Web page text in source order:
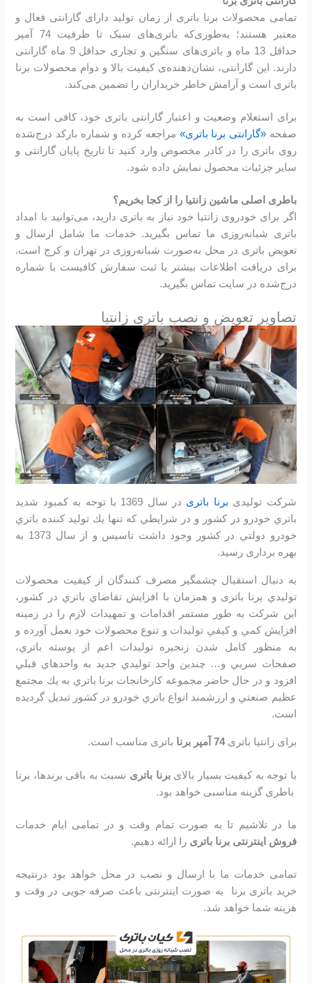
تمامی محصولات برنا باتری از زمان تولید دارای گارانتی فعال و
معتبر هستند؛ به‌طوری‌که باتری‌های سبک تا ظرفیت 74 آمپر
حداقل 13 ماه و باتری‌های سنگین و تجاری حداقل 9 ماه گارانتی
دارند. این گارانتی، نشان‌دهنده‌ی کیفیت بالا و دوام محصولات برنا
باتری است و آرامش خاطر خریداران را تضمین می‌کند.
برای استعلام وضعیت و اعتبار گارانتی باتری خود، کافی است به
صفحه«گارانتی برنا باتری» مراجعه کرده و شماره بارکد درج‌شده
روی باتری را در کادر مخصوص وارد کنید تا تاریخ پایان گارانتی و
سایر جزئیات محصول نمایش داده شود.
باطری اصلی ماشین زانتیا را از کجا بخریم؟
اگر برای خودروی زانتیا خود نیاز به باتری دارید، می‌توانید با امداد
باتری شبانه‌روزی ما تماس بگیرید. خدمات ما شامل ارسال و
تعویض باتری در محل به‌صورت شبانه‌روزی در تهران و کرج است.
برای دریافت اطلاعات بیشتر یا ثبت سفارش کافیست با شماره
درج‌شده در سایت تماس بگیرید.
تصاویر تعویض و نصب باتری زانتیا
شرکت تولیدی برنا باتری
در سال 1369 با توجه به كمبود شديد
باتري خودرو در كشور و در شرايطي كه تنها يك توليد كننده باتري
خودرو دولتي در كشور وجود داشت تاسیس و از سال 1373 به
بهره برداری رسید.
به دنبال استقبال چشمگير مصرف كنندگان از كيفيت محصولات
توليدي برنا باتری و همزمان با افزايش تقاضاي باتري در كشور،
اين شرکت به طور مستمر اقدامات و تمهيدات لازم را در زمينه
افزايش كمي و كيفي توليدات و تنوع محصولات خود بعمل آورده و
به منظور كامل شدن زنجيره توليدات اعم از پوسته باتري،
صفحات سربي و… چندين واحد توليدي جديد به واحدهاي قبلي
افزود و در حال حاضر مجموعه كارخانجات برنا باتري به يك مجتمع
عظيم صنعتي و ارزشمند انواع باتري خودرو در کشور تبديل گرديده
است.
برای زانتیا باتری74 آمپر برنا باتری مناسب است.
با توجه به کیفیت بسیار بالایبرنا باتری نسبت به باقی برندها، برنا
باطری گزینه مناسبی خواهد بود.
ما در تلاشیم تا به صورت تمام وقت و در تمامی ایام خدمات
فروش اینترنتی برنا باتری را ارائه دهیم.
تمامی خدمات ما با ارسال و نصب در محل خواهد بود درنتیجه
خرید باتری برنا به صورت اینترنتی باعث صرفه جویی در وقت و
هزینه شما خواهد شد.